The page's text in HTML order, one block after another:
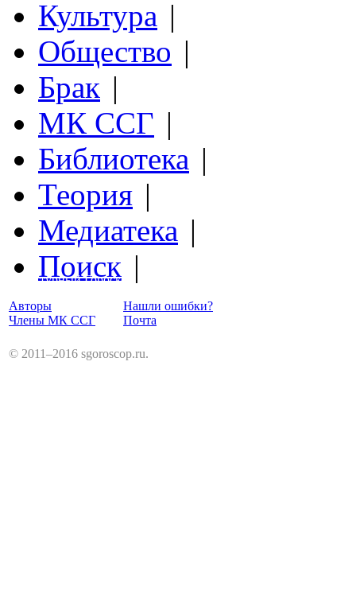
Культура |
Общество |
Брак |
МК ССГ |
Библиотека |
Теория |
Медиатека |
Поиск |
Структурный Гороскоп
Авторы
Члены МК ССГ
Нашли ошибки?
Почта
© 2011–2016 sgoroscop.ru.